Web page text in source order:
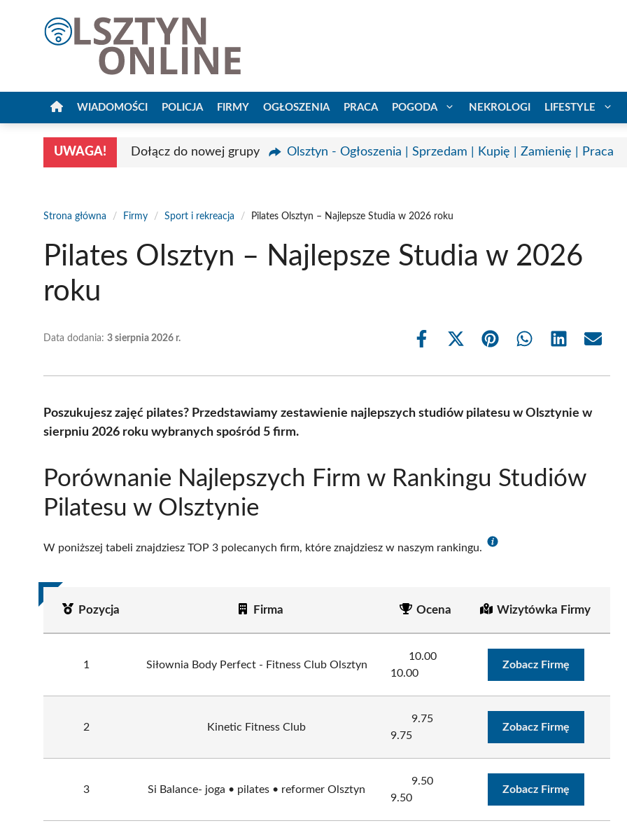
WIADOMOŚCI POLICJA FIRMY OGŁOSZENIA PRACA POGODA NEKROLOGI LIFESTYLE
UWAGA! Dołącz do nowej grupy Olsztyn - Ogłoszenia | Sprzedam | Kupię | Zamienię | Praca
Strona główna / Firmy / Sport i rekreacja / Pilates Olsztyn – Najlepsze Studia w 2026 roku
Pilates Olsztyn – Najlepsze Studia w 2026
roku
Data dodania: 3 sierpnia 2026 r.
Share
Share
(Twitter)
Share Share Share Share
Poszukujesz zajęć pilates? Przedstawiamy zestawienie najlepszych studiów pilatesu w Olsztynie w
sierpniu 2026 roku wybranych spośród 5 firm.
Porównanie Najlepszych Firm w Rankingu Studiów
Pilatesu w Olsztynie
W poniższej tabeli znajdziesz TOP 3 polecanych firm, które znajdziesz w naszym rankingu.
Pozycja Firma Ocena Wizytówka Firmy
1 Siłownia Body Perfect - Fitness Club Olsztyn
10.00
10.00
Zobacz Firmę
2 Kinetic Fitness Club
9.75
9.75
Zobacz Firmę
3 Si Balance- joga • pilates • reformer Olsztyn
9.50
9.50
Zobacz Firmę